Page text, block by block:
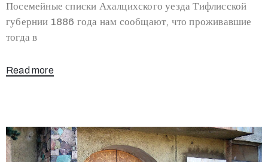
Посемейные списки Ахалцихского уезда Тифлисской
губернии 1886 года нам сообщают, что проживавшие
тогда в
Read more